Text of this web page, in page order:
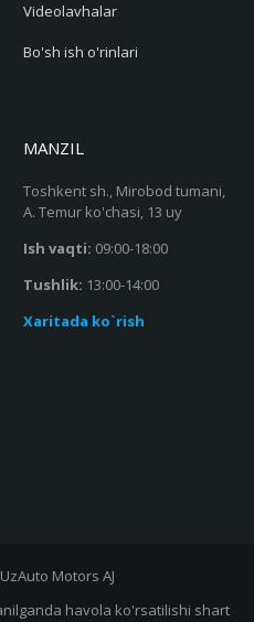
Videolavhalar
Bo'sh ish o'rinlari
MANZIL
Toshkent sh., Mirobod tumani,
A. Temur ko'chasi, 13 uy
Ish vaqti: 09:00-18:00
Tushlik: 13:00-14:00
Xaritada ko`rish
Motors AJ
havola ko'rsatilishi shart